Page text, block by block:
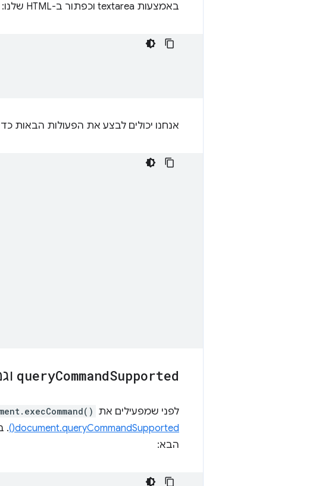
באמצעות textarea וכפתור ב-HTML שלנו:
אנחנו יכולים לבצע את הפעולות הבאות
queryCommandSupported
לפני שמפעילים את
document.queryCommandSupported()
.
הבא: